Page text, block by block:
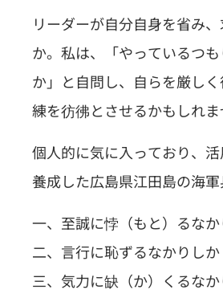
リーダーが自分自身を省み
か。私は、「やっているつ
か」と自問し、自らを厳し
練を彷彿とさせるかもしれま
個人的に気に入っており、
養成した広島県江田島の海
一、至誠に悖（もと）るな
二、言行に恥ずるなかりしか
三、気力に缺（か）くるな